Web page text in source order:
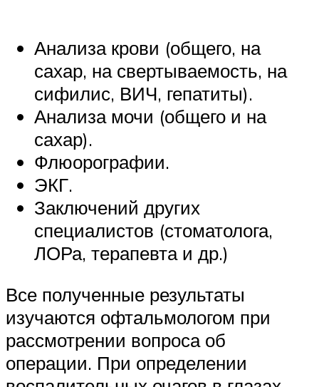
Анализа крови (общего, на
сахар, на свертываемость, на
сифилис, ВИЧ, гепатиты).
Анализа мочи (общего и на
сахар).
Флюорографии.
ЭКГ.
Заключений других
специалистов (стоматолога,
ЛОРа, терапевта и др.)
Все полученные результаты
изучаются офтальмологом при
рассмотрении вопроса об
операции. При определении